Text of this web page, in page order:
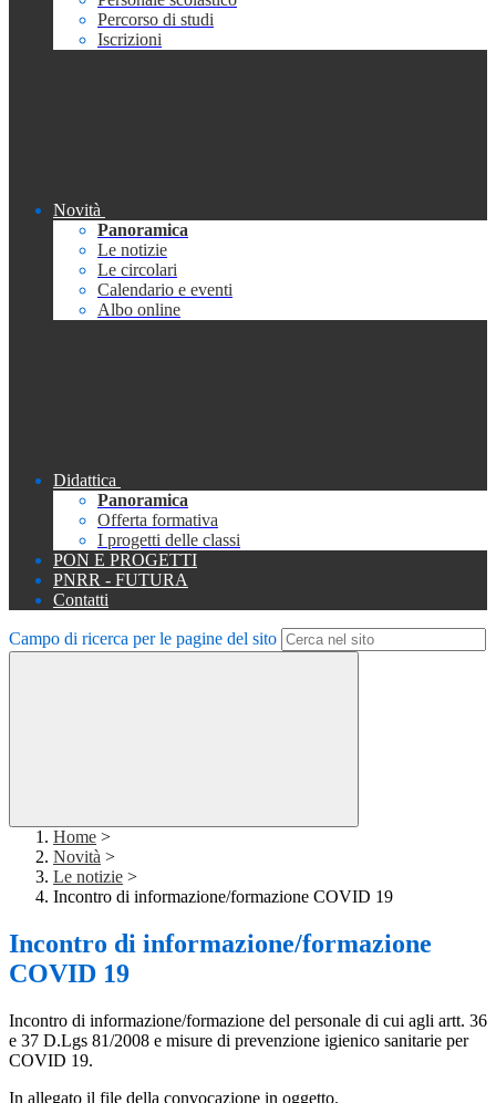
Percorso di studi
Iscrizioni
Novità
Panoramica
Le notizie
Le circolari
Calendario e eventi
Albo online
Didattica
Panoramica
Offerta formativa
I progetti delle classi
PON E PROGETTI
PNRR - FUTURA
Contatti
Campo di ricerca per le pagine del sito
Home >
Novità >
Le notizie >
Incontro di informazione/formazione COVID 19
Incontro di informazione/formazione
COVID 19
Incontro di informazione/formazione del personale di cui agli artt. 36
e 37 D.Lgs 81/2008 e misure di prevenzione igienico sanitarie per
COVID 19.
In allegato il file della convocazione in oggetto.